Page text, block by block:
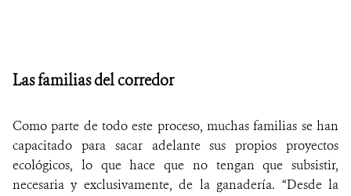
Las familias del corredor
Como parte de todo este proceso, muchas familias se han
capacitado para sacar adelante sus propios proyectos
ecológicos, lo que hace que no tengan que subsistir,
necesaria y exclusivamente, de la ganadería. “Desde la